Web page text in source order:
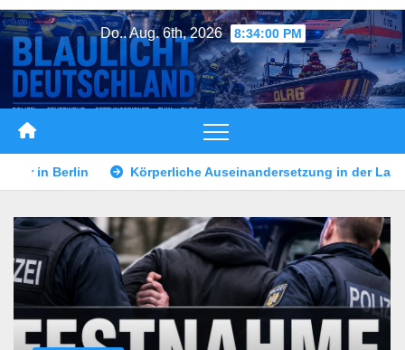
Zum
Inhalt
springen
Do.. Aug. 6th, 2026 8:34:03 PM
in der Landshuter Altstadt Mann durch